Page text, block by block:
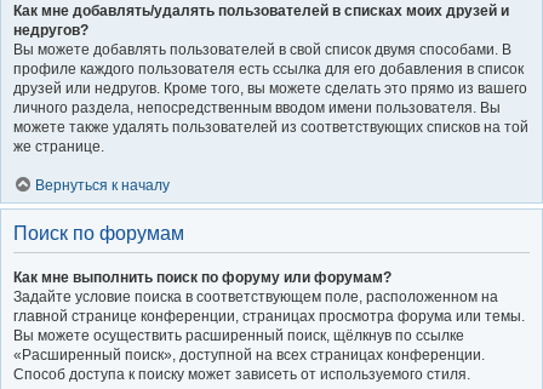
Как мне добавлять/удалять пользователей в списках моих друзей и
недругов?
Вы можете добавлять пользователей в свой список двумя способами. В
профиле каждого пользователя есть ссылка для его добавления в список
друзей или недругов. Кроме того, вы можете сделать это прямо из вашего
личного раздела, непосредственным вводом имени пользователя. Вы
можете также удалять пользователей из соответствующих списков на той
же странице.
Вернуться к началу
Поиск по форумам
Как мне выполнить поиск по форуму или форумам?
Задайте условие поиска в соответствующем поле, расположенном на
главной странице конференции, страницах просмотра форума или темы.
Вы можете осуществить расширенный поиск, щёлкнув по ссылке
«Расширенный поиск», доступной на всех страницах конференции.
Способ доступа к поиску может зависеть от используемого стиля.